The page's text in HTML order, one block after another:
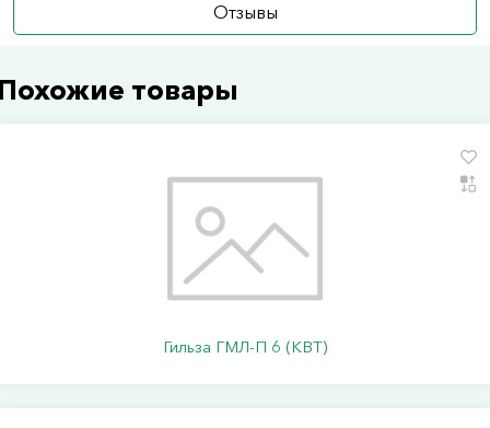
Отзывы
товары
Гильза ГМЛ-П 6 (КВТ)